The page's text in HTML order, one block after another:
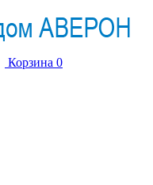
Корзина 0